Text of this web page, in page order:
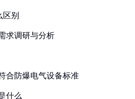
区别
求调研与分析
合防爆电气设备标准
什么